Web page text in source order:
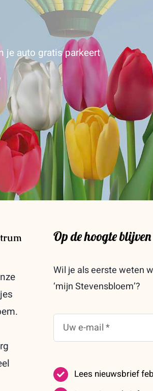
je auto gratis parkeert
Op de hoogte blijven
Wil je als eerste weten
‘mijn Stevensbloem’?
Lees nieuwsbrief